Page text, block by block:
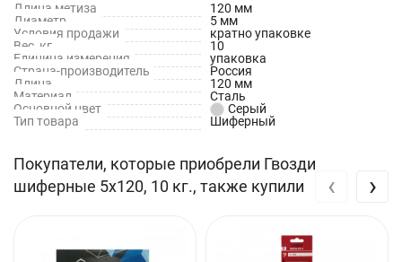
Длина метиза
120 мм
Диаметр
5 мм
Условия продажи
кратно упаковке
Вес, кг
10
Единица измерения
упаковка
Страна-производитель
Россия
Длина
120 мм
Материал
Сталь
Основной цвет
Серый
Тип товара
Шиферный
Покупатели, которые приобрели Гвозди
шиферные 5х120, 10 кг., также купили
‹ ›